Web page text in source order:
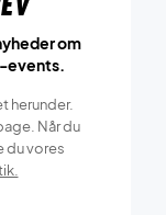
om
events.
herunder.
Når du
du vores